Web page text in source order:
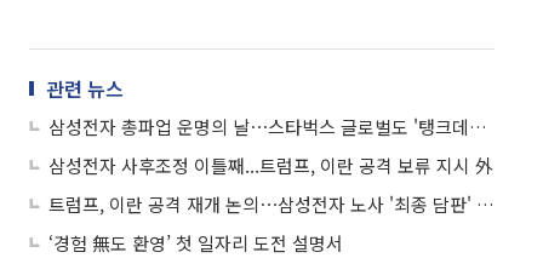
관련 뉴스
삼성전자 총파업 운명의 날⋯스타벅스 글로벌도 '탱크데이' 사과 外
삼성전자 사후조정 이틀째...트럼프, 이란 공격 보류 지시 外
트럼프, 이란 공격 재개 논의⋯삼성전자 노사 '최종 담판' 돌입 外
‘경험 無도 환영’ 첫 일자리 도전 설명서